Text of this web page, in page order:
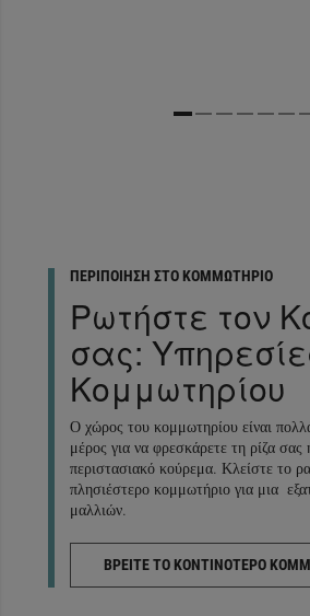
ΠΕΡΙΠΟΙΗΣΗ ΣΤΟ ΚΟΜΜΩΤΗΡΙΟ
Ρωτήστε τον
σας:
Κομμωτηρίου
Ο χώρος του κομμωτηρίου είναι
μέρος για να φρεσκάρετε τη ρίζα σας
περιστασιακό κούρεμα. Κλείστε το
πλησιέστερο κομμωτήριο για μια
μαλλιών.
ΒΡΕΙΤΕ ΤΟ ΚΟΝΤΙΝΟΤΕΡΟ